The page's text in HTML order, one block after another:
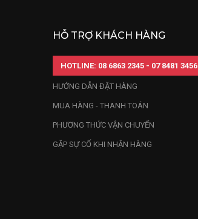
HỖ TRỢ KHÁCH HÀNG
HOTLINE: 08 6863 2345 - 07 8481 3456
HƯỚNG DẪN ĐẶT HÀNG
MUA HÀNG - THANH TOÁN
PHƯƠNG THỨC VẬN CHUYỂN
GẶP SỰ CỐ KHI NHẬN HÀNG